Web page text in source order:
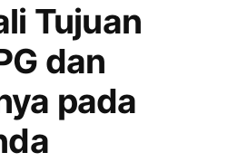
Apoteker
Tujuan
dan
pada